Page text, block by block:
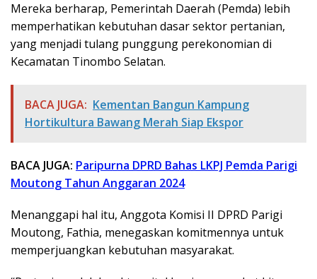
Mereka berharap, Pemerintah Daerah (Pemda) lebih
memperhatikan kebutuhan dasar sektor pertanian,
yang menjadi tulang punggung perekonomian di
Kecamatan Tinombo Selatan.
BACA JUGA: Kementan Bangun Kampung
Hortikultura Bawang Merah Siap Ekspor
BACA JUGA: Paripurna DPRD Bahas LKPJ Pemda Parigi
Moutong Tahun Anggaran 2024
Menanggapi hal itu, Anggota Komisi II DPRD Parigi
Moutong, Fathia, menegaskan komitmennya untuk
memperjuangkan kebutuhan masyarakat.